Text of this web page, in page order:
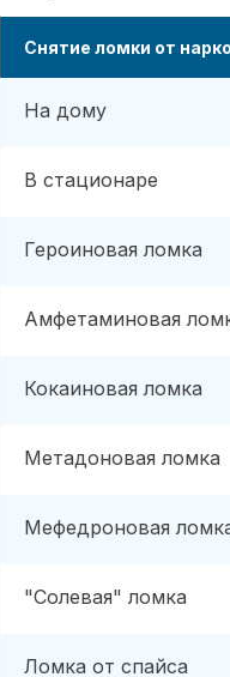
Снятие ломки от
На дому
В стационаре
Героиновая ломка
Амфетаминовая
Кокаиновая ломка
Метадоновая ломка
Мефедроновая
"Солевая" ломка
Ломка от спайса